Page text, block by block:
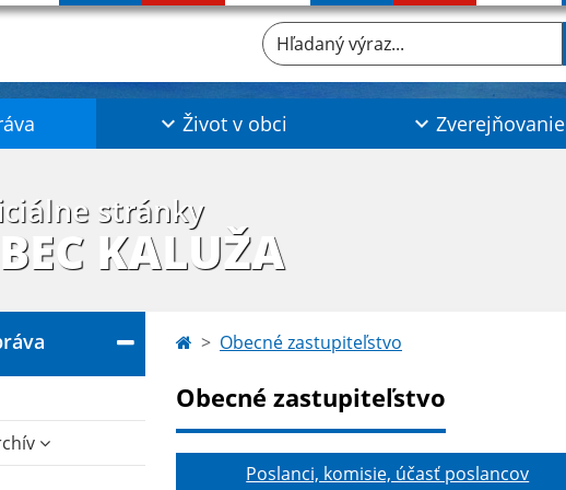
Hľadaný výraz...
Život v obci Zverejňovanie
stránky
KALUŽA
Obecné zastupiteľstvo
Obecné zastupiteľstvo
Poslanci, komisie, účasť poslancov